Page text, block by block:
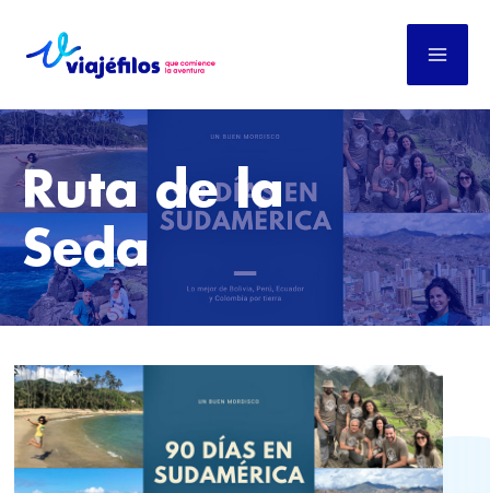
contenido
Ruta de la
Seda
CINCO
GRANDES
VIAJES
POR
EL